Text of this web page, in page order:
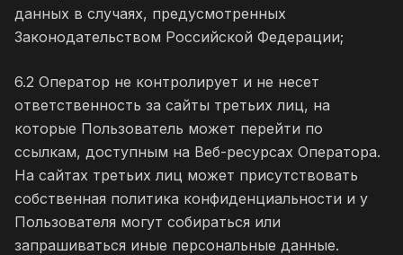
данных в случаях, предусмотренных
Законодательством Российской Федерации;
6.2 Оператор не контролирует и не несет
ответственность за сайты третьих лиц, на
которые Пользователь может перейти по
ссылкам, доступным на Веб-ресурсах Оператора.
На сайтах третьих лиц может присутствовать
собственная политика конфиденциальности и у
Пользователя могут собираться или
запрашиваться иные персональные данные.